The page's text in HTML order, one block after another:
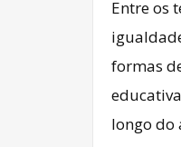
Entre os
formas
longo do